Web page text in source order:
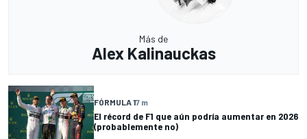
Más de
Alex Kalinauckas
FÓRMULA 17 m
El récord de F1 que aún podría aumentar en 2026
(probablemente no)